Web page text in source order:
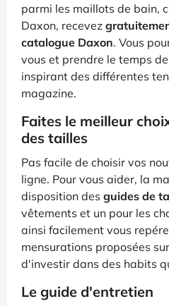
parmi les maillots de bain,
Daxon, recevez
catalogue Daxon. Vous
vous et prendre le temps
inspirant des différentes
magazine.
Faites le meilleur
des tailles
Pas facile de choisir vos
ligne. Pour vous aider, la
disposition des guides de
vêtements et un pour les
ainsi facilement vous
mensurations proposées
d'investir dans des habits
Le guide d'entretien